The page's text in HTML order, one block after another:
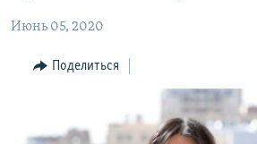
Перейти
поиску
РЕГИОН
НАГОРНЫЙ КАРАБАХ
СПОРТ
Июнь 05, 2020
Поделиться